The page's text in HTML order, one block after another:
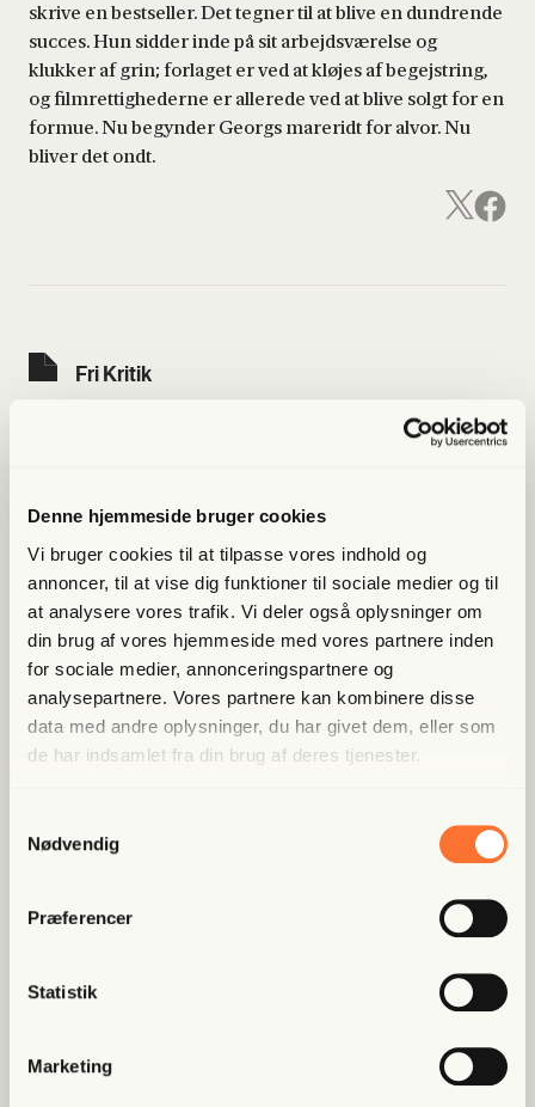
Denne hjemmeside bruger cookies
Vi bruger cookies til at tilpasse vores indhold og
annoncer, til at vise dig funktioner til sociale medier og til
at analysere vores trafik. Vi deler også oplysninger om
din brug af vores hjemmeside med vores partnere inden
for sociale medier, annonceringspartnere og
analysepartnere. Vores partnere kan kombinere disse
data med andre oplysninger, du har givet dem, eller som
de har indsamlet fra din brug af deres tjenester.
Nødvendig
Præferencer
Statistik
Marketing
skrive en bestseller. Det tegner til at blive en dundrende
succes. Hun sidder inde på sit arbejdsværelse og
klukker af grin; forlaget er ved at kløjes af begejstring,
og filmrettighederne er allerede ved at blive solgt for en
formue. Nu begynder Georgs mareridt for alvor. Nu
bliver det ondt.
Fri Kri­tik
Niels Frank skri­ver
om dra­bet på sin
søster – kan det
gøres til lit­te­ra­tur?